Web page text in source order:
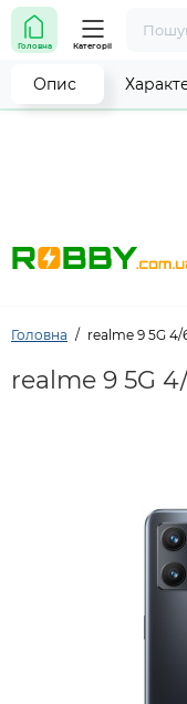
Увага! Роботу
робимо все
Головна Категорії
Головна realme 9 5G
realme 9 5G
Опис